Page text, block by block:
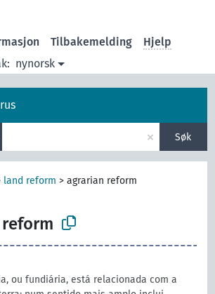
nynorsk
Tilbakemelding Hjelp
× Søk
land reform >agrarian reform
ou fundiária, está relacionada com a